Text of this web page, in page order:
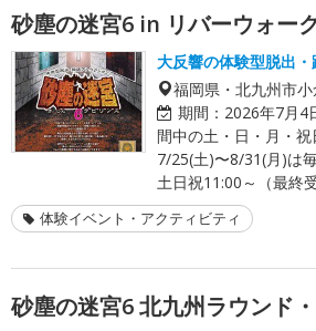
砂塵の迷宮6 in リバーウォー
大反響の体験型脱出
福岡県・北九州市小
期間： 2026年7月4
間中の土・日・月・
7/25(土)〜8/31(月)は
土日祝11:00～（最終
体験イベント・アクティビティ
砂塵の迷宮6 北九州ラウンド